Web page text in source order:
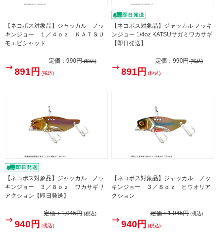
【ネコポス対象品】ジャッカル ノッ
キンジョー １／４ｏｚ ＫＡＴＳＵ
モエビシャッド
定価：990円(税込)
891円 (税込)
【ネコポス対象品】ジャッカル ノッキ
ンジョー 1/4oz KATSUサガミワカサギ
【即日発送】
定価：990円(税込)
891円 (税込)
【ネコポス対象品】ジャッカル ノッ
キンジョー ３／８ｏｚ ワカサギリ
アクション【即日発送】
定価：1,045円(税込)
940円 (税込)
【ネコポス対象品】ジャッカル ノッ
キンジョー ３／８ｏｚ ヒウオリア
クション
定価：1,045円(税込)
940円 (税込)